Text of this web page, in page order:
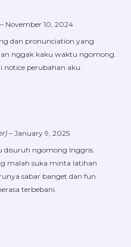
– November 10, 2024
dan pronunciation yang
nggak kaku waktu ngomong.
perubahan aku.
– January 9, 2025
disuruh ngomong Inggris.
malah suka minta latihan
sabar banget dan fun
terbebani.